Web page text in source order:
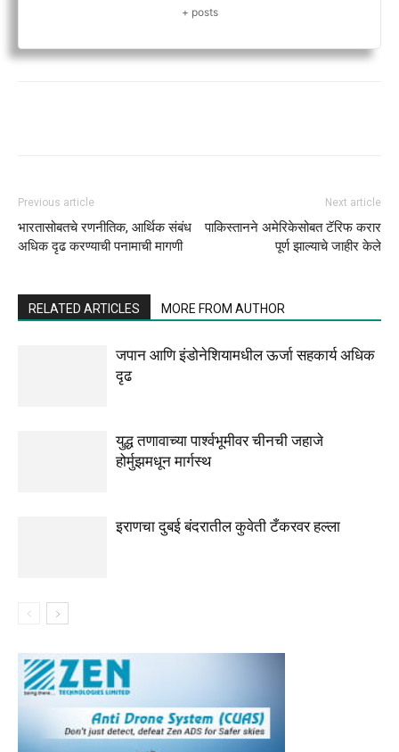
+ posts
Previous article
भारतासोबतचे रणनीतिक, आर्थिक संबंध
अधिक दृढ करण्याची पनामाची मागणी
Next article
पाकिस्तानने अमेरिकेसोबत टॅरिफ करार
पूर्ण झाल्याचे जाहीर केले
RELATED ARTICLES MORE FROM AUTHOR
जपान आणि इंडोनेशियामधील ऊर्जा सहकार्य अधिक
दृढ
युद्ध तणावाच्या पार्श्वभूमीवर चीनची जहाजे
होर्मुझमधून मार्गस्थ
इराणचा दुबई बंदरातील कुवेती टँकरवर हल्ला